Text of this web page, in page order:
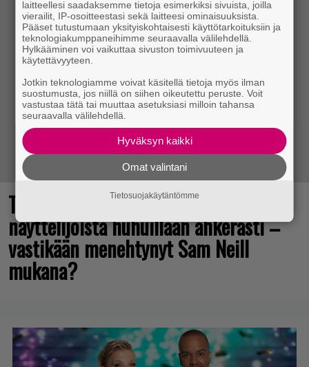
The Legend of Zelda -elokuvan
näyttelijöistä huhuillaan ahkerasti –
vastikään menehtynyt Sam Neill
mukana?
laitteellesi saadaksemme tietoja esimerkiksi sivuista, joilla
vierailit, IP-osoitteestasi sekä laitteesi ominaisuuksista.
Pääset tutustumaan yksityiskohtaisesti käyttötarkoituksiin ja
teknologiakumppaneihimme seuraavalla välilehdellä.
Hylkääminen voi vaikuttaa sivuston toimivuuteen ja
käytettävyyteen.
Jotkin teknologiamme voivat käsitellä tietoja myös ilman
suostumusta, jos niillä on siihen oikeutettu peruste. Voit
vastustaa tätä tai muuttaa asetuksiasi milloin tahansa
seuraavalla välilehdellä.
Hyväksyn kaikki
Omat valintani
Tietosuojakäytäntömme